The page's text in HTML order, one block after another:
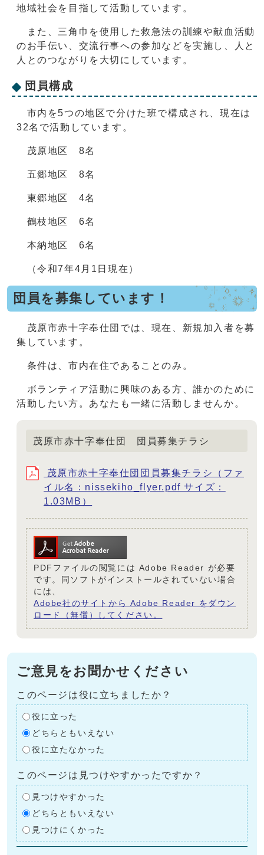
地域社会を目指して活動しています。
また、三角巾を使用した救急法の訓練や献血活動
のお手伝い、交流行事への参加などを実施し、人と
人とのつながりを大切にしています。
団員構成
市内を5つの地区で分けた班で構成され、現在は
32名で活動しています。
茂原地区 8名
五郷地区 8名
東郷地区 4名
鶴枝地区 6名
本納地区 6名
（令和7年4月1日現在）
団員を募集しています！
茂原市赤十字奉仕団では、現在、新規加入者を募
集しています。
条件は、市内在住であることのみ。
ボランティア活動に興味のある方、誰かのために
活動したい方。あなたも一緒に活動しませんか。
茂原市赤十字奉仕団 団員募集チラシ
茂原市赤十字奉仕団団員募集チラシ（ファ
イル名：nissekiho_flyer.pdf サイズ：
1.03MB）
PDFファイルの閲覧には Adobe Reader が必要
です。同ソフトがインストールされていない場合
には、
Adobe社のサイトから Adobe Reader をダウン
ロード（無償）してください。
ご意見をお聞かせください
このページは役に立ちましたか？
役に立った
どちらともいえない
役に立たなかった
このページは見つけやすかったですか？
見つけやすかった
どちらともいえない
見つけにくかった